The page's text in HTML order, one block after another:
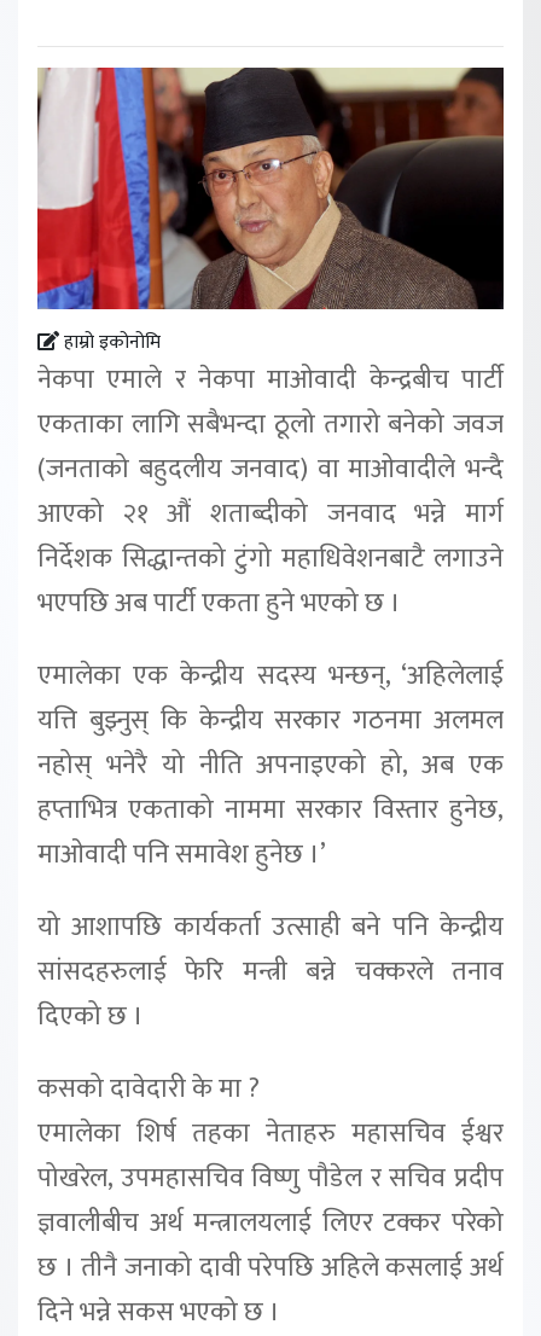
हाम्रो इकोनोमि
नेकपा एमाले र नेकपा माओवादी केन्द्रबीच पार्टी
एकताका लागि सबैभन्दा ठूलो तगारो बनेको जवज
(जनताको बहुदलीय जनवाद) वा माओवादीले भन्दै
आएको २१ औं शताब्दीको जनवाद भन्ने मार्ग
निर्देशक सिद्धान्तको टुंगो महाधिवेशनबाटै लगाउने
भएपछि अब पार्टी एकता हुने भएको छ ।
एमालेका एक केन्द्रीय सदस्य भन्छन्, ‘अहिलेलाई
यत्ति बुझ्नुस् कि केन्द्रीय सरकार गठनमा अलमल
नहोस् भनेरै यो नीति अपनाइएको हो, अब एक
हप्ताभित्र एकताको नाममा सरकार विस्तार हुनेछ,
माओवादी पनि समावेश हुनेछ ।’
यो आशापछि कार्यकर्ता उत्साही बने पनि केन्द्रीय
सांसदहरुलाई फेरि मन्त्री बन्ने चक्करले तनाव
दिएको छ ।
कसको दावेदारी के मा ?
एमालेका शिर्ष तहका नेताहरु महासचिव ईश्वर
पोखरेल, उपमहासचिव विष्णु पौडेल र सचिव प्रदीप
ज्ञवालीबीच अर्थ मन्त्रालयलाई लिएर टक्कर परेको
छ । तीनै जनाको दावी परेपछि अहिले कसलाई अर्थ
दिने भन्ने सकस भएको छ ।